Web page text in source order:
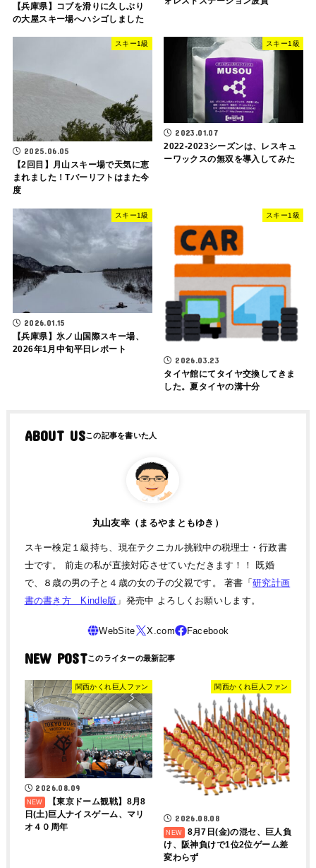
【兵庫県】コブを滑りに久しぶり
の大屋スキー場へハシゴしました
スキー1級
2025.06.05
【2回目】月山スキー場で天気に恵
まれました！Tバーリフトはまた今
度
スキー1級
2023.01.07
2022-2023シーズンは、レスキュ
ーワックスの無双を導入してみた
スキー1級
2026.01.15
【兵庫県】氷ノ山国際スキー場、
2026年1月中旬平日レポート
スキー1級
2026.03.23
タイヤ館にてタイヤ交換してきま
した。夏タイヤの溝十分
ABOUT US
丸山友幸（まるやまともゆき）
スキー検定１級持ち、現在テクニカル挑戦中の税理士・行政書
士です。 前走の私が直接対応させていただきます！！ 既婚
で、８歳の男の子と４歳の女の子の父親です。 著書「研究計画
書の書き方 Kindle版 」発売中 よろしくお願いします。
NEW POST
関西かくれ巨人ファン
2026.08.09
【東京ドーム観戦】8月8
日(土)巨人ナイスゲーム、マリ
オ４０周年
関西かくれ巨人ファン
2026.08.08
8月7日(金)の混セ、巨人負
け、阪神負けで1位2位ゲーム差
変わらず